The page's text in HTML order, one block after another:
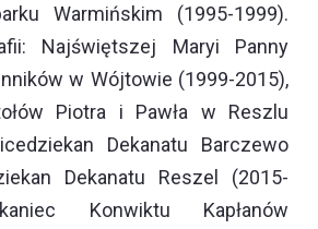
Warmińskim (1995-1999).
Najświętszej Maryi Panny
w Wójtowie (1999-2015),
Piotra i Pawła w Reszlu
Dekanatu Barczewo
Dekanatu Reszel (2015-
Konwiktu Kapłanów